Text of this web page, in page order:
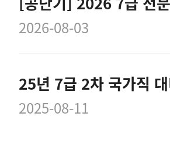
2026-08-03
2025-08-11